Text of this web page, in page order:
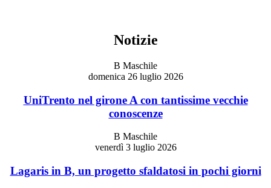
Notizie
B Maschile
domenica 26 luglio 2026
UniTrento nel girone A con tantissime vecchie
conoscenze
B Maschile
venerdì 3 luglio 2026
Lagaris in B, un progetto sfaldatosi in pochi giorni